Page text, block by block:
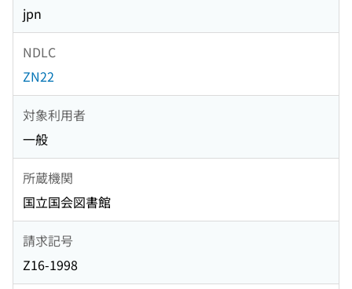
jpn
NDLC
ZN22
対象利用者
一般
所蔵機関
国立国会図書館
請求記号
Z16-1998